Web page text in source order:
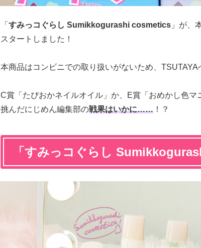
「 すみっコぐらし Sumikkogurashi cosmetics 」が、
スタートしました！
本商品はコンビニでの取り扱いがないため、TSUTAYA
C賞「たぴおかネイルオイル」か、E賞「おめかし色
挑んだにじめん編集部の戦果はいかに…… ！？
「すみっコぐらし